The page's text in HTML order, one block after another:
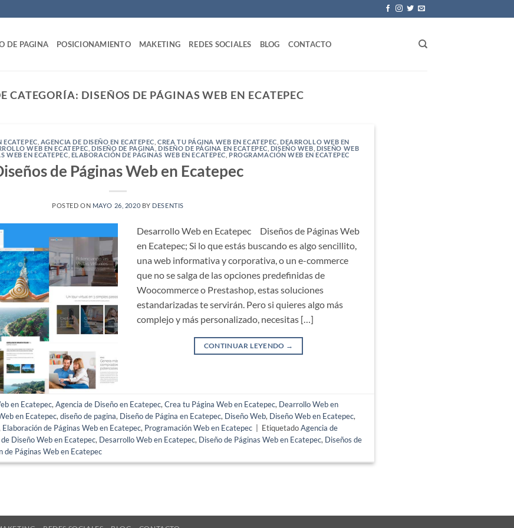
DE PAGINA POSICIONAMIENTO MAKETING REDES SOCIALES BLOG CONTACTO
CATEGORÍA: DISEÑOS DE PÁGINAS WEB EN ECATEPEC
ECATEPEC AGENCIA DE DISEÑO EN ECATEPEC ,CREA TU PÁGINA WEB EN ECATEPEC ,DEARROLLO WEB EN
WEB EN ECATEPEC DISEÑO DE PAGINA ,DISEÑO DE PÁGINA EN ECATEPEC DISEÑO WEB DISEÑO WEB
WEB EN ECATEPEC ELABORACIÓN DE PÁGINAS WEB EN ECATEPEC PROGRAMACIÓN WEB EN ECATEPEC
de Páginas Web en Ecatepec
POSTED ON MAYO 26, 2020 BY DESENTIS
Desarrollo Web en Ecatepec Diseños de Páginas Web
en Ecatepec; Si lo que estás buscando es algo sencillito,
una web informativa y corporativa, o un e-commerce
que no se salga de las opciones predefinidas de
Woocommerce o Prestashop, estas soluciones
estandarizadas te servirán. Pero si quieres algo más
complejo y más personalizado, necesitas […]
CONTINUAR LEYENDO →
en Ecatepec,Agencia de Diseño en Ecatepec,Crea tu Página Web en Ecatepec, Dearrollo Web en
en Ecatepec,diseño de pagina, Diseño de Página en Ecatepec, Diseño Web, Diseño Web en Ecatepec,
Elaboración de Páginas Web en Ecatepec, Programación Web en Ecatepec EtiquetadoAgencia de
Diseño Web en Ecatepec, Desarrollo Web en Ecatepec, Diseño de Páginas Web en Ecatepec, Diseños de
de Páginas Web en Ecatepec